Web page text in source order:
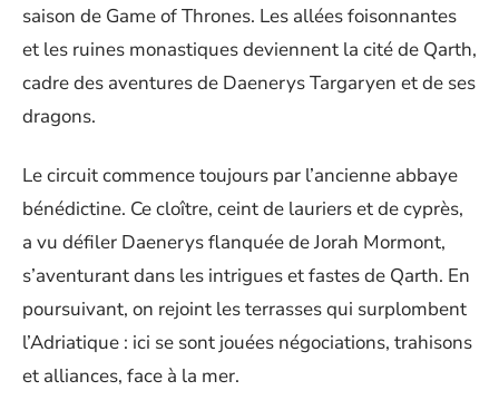
saison de Game of Thrones. Les allées foisonnantes
et les ruines monastiques deviennent la cité de Qarth,
cadre des aventures de Daenerys Targaryen et de ses
dragons.
Le circuit commence toujours par l’ancienne abbaye
bénédictine. Ce cloître, ceint de lauriers et de cyprès,
a vu défiler Daenerys flanquée de Jorah Mormont,
s’aventurant dans les intrigues et fastes de Qarth. En
poursuivant, on rejoint les terrasses qui surplombent
l’Adriatique : ici se sont jouées négociations, trahisons
et alliances, face à la mer.